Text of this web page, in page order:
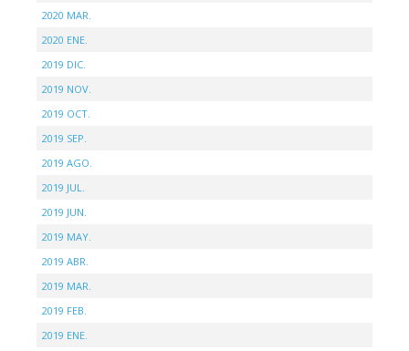
2020 MAR.
2020 ENE.
2019 DIC.
2019 NOV.
2019 OCT.
2019 SEP.
2019 AGO.
2019 JUL.
2019 JUN.
2019 MAY.
2019 ABR.
2019 MAR.
2019 FEB.
2019 ENE.